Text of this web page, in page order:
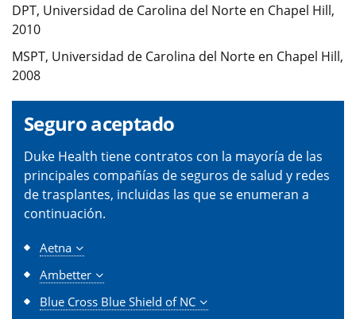
DPT, Universidad de Carolina del Norte en Chapel Hill,
2010
MSPT, Universidad de Carolina del Norte en Chapel Hill,
2008
Seguro aceptado
Duke Health tiene contratos con la mayoría de las
principales compañías de seguros de salud y redes
de trasplantes, incluidas las que se enumeran a
continuación.
Aetna
Ambetter
Blue Cross Blue Shield of NC